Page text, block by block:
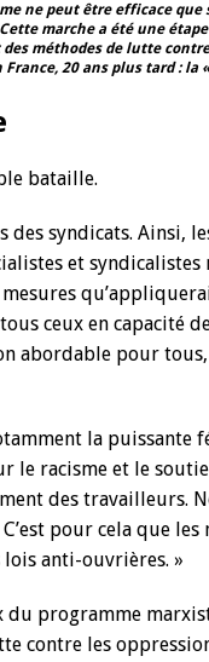
ne peut être efficace que
marche a été une
méthodes de lutte
20 ans plus tard : la
bataille.
des syndicats. Ainsi,
et
ceux en capacité
abordable pour
la puissante
le racisme et le
des travailleurs.
pour cela que
anti-ouvrières. »
programme
contre les